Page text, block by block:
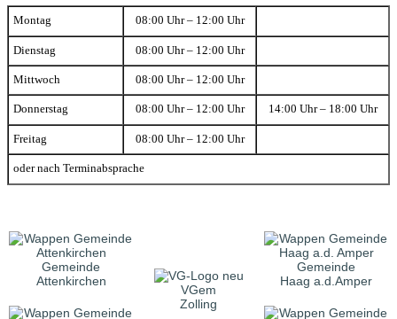
Montag 08:00 Uhr – 12:00 Uhr
Dienstag 08:00 Uhr – 12:00 Uhr
Mittwoch 08:00 Uhr – 12:00 Uhr
Donnerstag 08:00 Uhr – 12:00 Uhr 14:00 Uhr – 18:00 Uhr
Freitag 08:00 Uhr – 12:00 Uhr
oder nach Terminabsprache
Gemeinde
Attenkirchen
VGem
Zolling
Gemeinde
Haag a.d.Amper